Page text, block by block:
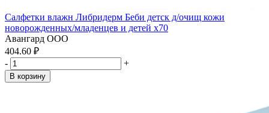
Салфетки влажн Либридерм Беби детск д/очищ кожи
новорожденных/младенцев и детей x70
Авангард ООО
404.60 ₽
-
+
В корзину